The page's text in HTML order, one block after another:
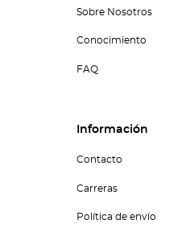
Sobre Nosotros
Conocimiento
FAQ
Información
Contacto
Carreras
Política de envío